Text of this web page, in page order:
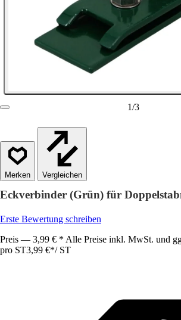
1/3
Vergleichen
Eckverbinder (Grün) für
Erste Bewertung schreiben
Preis — 3,99 € * Alle Preise inkl. MwSt. und
pro ST3,99 €*/ ST